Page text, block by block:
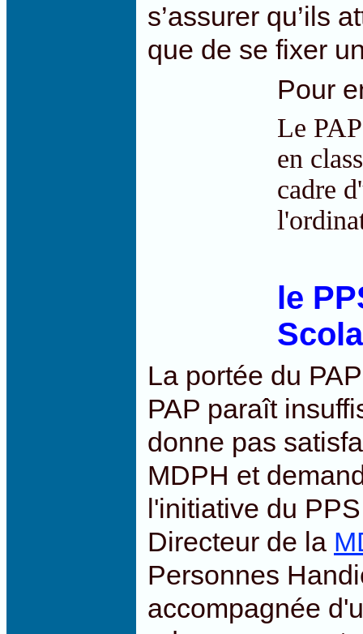
s’assurer qu’ils
que de se fixer
Pour
Le
en
cadre
le
La portée du
PAP paraît
donne pas
MDPH et
l'initiative du
Directeur de la
Personnes
accompagnée